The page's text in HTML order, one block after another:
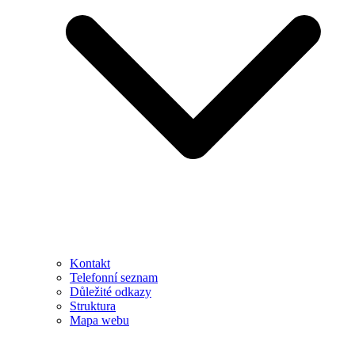
Kontakt
Telefonní seznam
Důležité odkazy
Struktura
Mapa webu